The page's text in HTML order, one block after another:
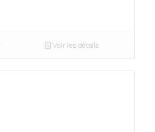
Voir les détails